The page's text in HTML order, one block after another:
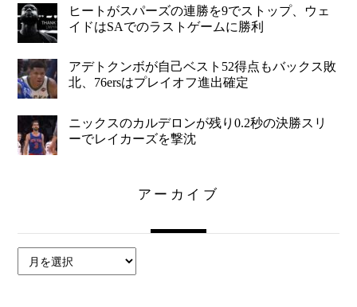
ヒートがスパーズの連勝を9でストップ、ウェ
イドはSAでのラストゲームに勝利
アデトクンボが自己ベスト52得点もバックス敗
北、76ersはプレイオフ進出確定
ニックスのカルデロンが残り0.2秒の決勝スリ
ーでレイカーズを撃沈
アーカイブ
ー